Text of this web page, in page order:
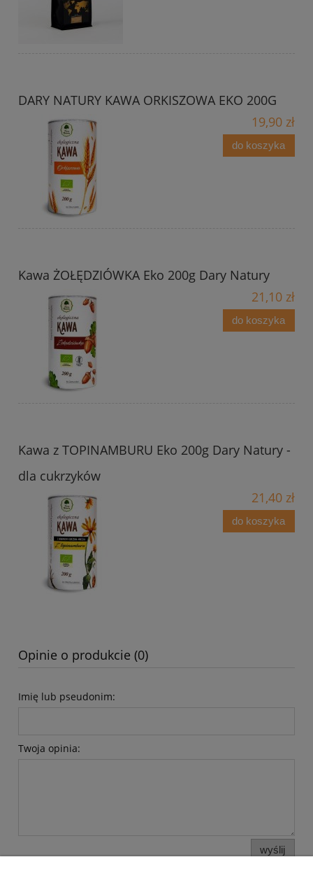
DARY NATURY KAWA ORKISZOWA EKO 200G
19,90 zł
do koszyka
Kawa ŻOŁĘDZIÓWKA Eko 200g Dary Natury
21,10 zł
do koszyka
Kawa z TOPINAMBURU Eko 200g Dary Natury -
dla cukrzyków
21,40 zł
do koszyka
Opinie o produkcie (0)
Imię lub pseudonim:
Twoja opinia:
wyślij